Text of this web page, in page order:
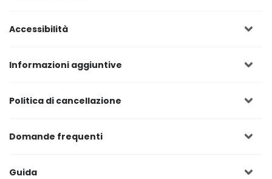
Accessibilità
Informazioni aggiuntive
Politica di cancellazione
Domande frequenti
Guida